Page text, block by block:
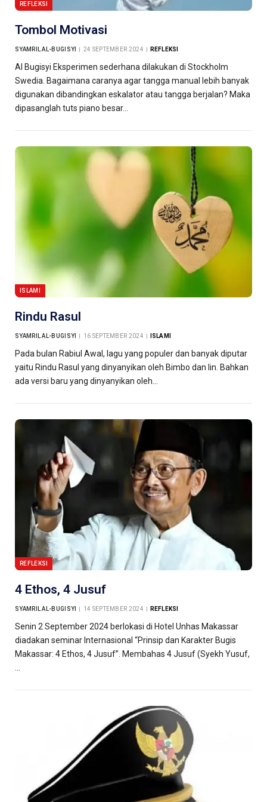
REFLEKSI
Tombol Motivasi
SYAMRIL AL-BUGISYI 24 SEPTEMBER 2024 REFLEKSI
Al Bugisyi Eksperimen sederhana dilakukan di Stockholm
Swedia. Bagaimana caranya agar tangga manual lebih banyak
digunakan dibandingkan eskalator atau tangga berjalan? Maka
dipasanglah tuts piano besar…
ISLAMI
Rindu Rasul
SYAMRIL AL-BUGISYI 16 SEPTEMBER 2024 ISLAMI
Pada bulan Rabiul Awal, lagu yang populer dan banyak diputar
yaitu Rindu Rasul yang dinyanyikan oleh Bimbo dan Iin. Bahkan
ada versi baru yang dinyanyikan oleh…
REFLEKSI
4 Ethos, 4 Jusuf
SYAMRIL AL-BUGISYI 14 SEPTEMBER 2024 REFLEKSI
Senin 2 September 2024 berlokasi di Hotel Unhas Makassar
diadakan seminar Internasional “Prinsip dan Karakter Bugis
Makassar: 4 Ethos, 4 Jusuf”. Membahas 4 Jusuf (Syekh Yusuf,